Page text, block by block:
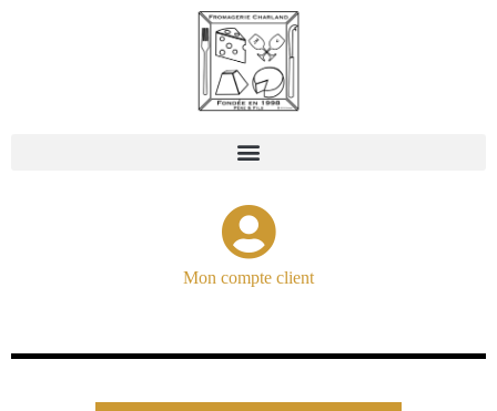
Mon compte client